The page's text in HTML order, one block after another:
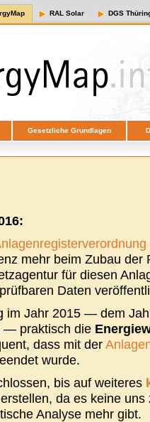
RAL Solar DGS
Gesetzliche Grundlagen
mehr beim Zubau der
für diesen
Daten
im Jahr 2015 — dem
— praktisch die
dass mit der
wurde.
bis auf weiteres
da es keine
Analyse mehr gibt.